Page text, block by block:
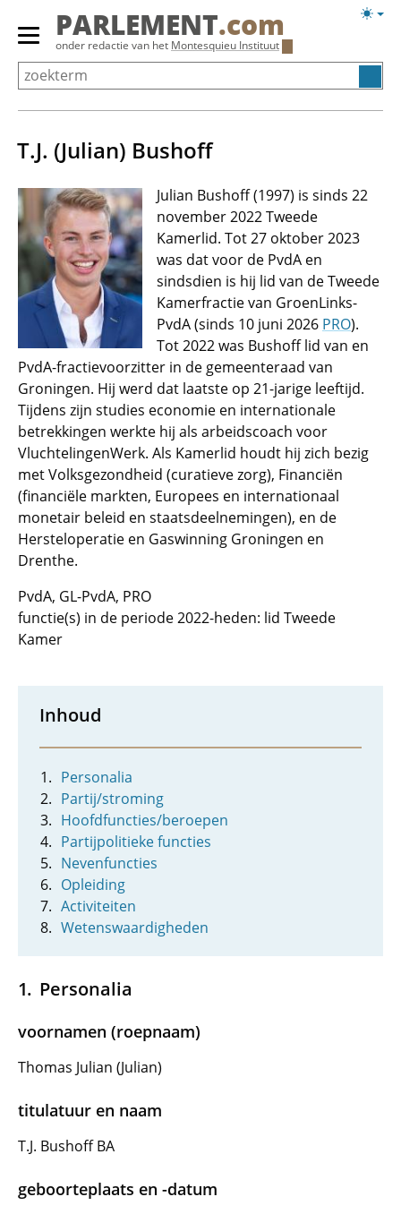
Overslaan
Primair
menu
tonen/verbergen
PARLEMENT.com
onder redactie van het Montesquieu Instituut
T.J. (Julian) Bushoff
Julian Bushoff (1997) is sinds 22
november 2022 Tweede
Kamerlid. Tot 27 oktober 2023
was dat voor de PvdA en
sindsdien is hij lid van de Tweede
Kamerfractie van GroenLinks-
PvdA (sinds 10 juni 2026 PRO).
Tot 2022 was Bushoff lid van en
PvdA-fractievoorzitter in de gemeenteraad van
Groningen. Hij werd dat laatste op 21-jarige leeftijd.
Tijdens zijn studies economie en internationale
betrekkingen werkte hij als arbeidscoach voor
VluchtelingenWerk. Als Kamerlid houdt hij zich bezig
met Volksgezondheid (curatieve zorg), Financiën
(financiële markten, Europees en internationaal
monetair beleid en staatsdeelnemingen), en de
Hersteloperatie en Gaswinning Groningen en
Drenthe.
PvdA, GL-PvdA, PRO
functie(s) in de periode 2022-heden: lid Tweede
Kamer
Inhoud
Personalia
Partij/stroming
Hoofdfuncties/beroepen
Partijpolitieke functies
Nevenfuncties
Opleiding
Activiteiten
Wetenswaardigheden
Personalia
voornamen (roepnaam)
Thomas Julian (Julian)
titulatuur en naam
T.J. Bushoff BA
geboorteplaats en -datum